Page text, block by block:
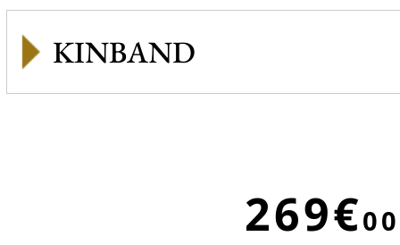
KINBAND
269€00